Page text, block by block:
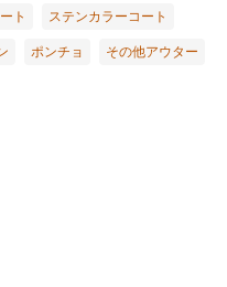
ト ステンカラーコート
ポンチョ その他アウター